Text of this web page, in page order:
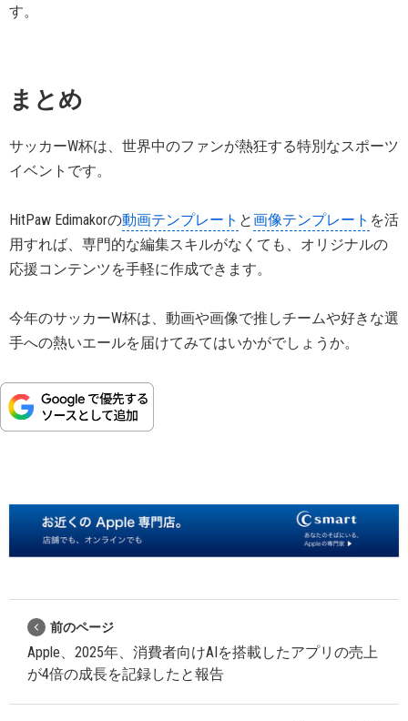
す。
まとめ
サッカーW杯は、世界中のファンが熱狂する特別なスポーツ
イベントです。
HitPaw Edimakorの動画テンプレート と画像テンプレート を活
用すれば、専門的な編集スキルがなくても、オリジナルの
応援コンテンツを手軽に作成できます。
今年のサッカーW杯は、動画や画像で推しチームや好きな選
手への熱いエールを届けてみてはいかがでしょうか。
前のページ
Apple、2025年、消費者向けAIを搭載したアプリの売上
が4倍の成長を記録したと報告